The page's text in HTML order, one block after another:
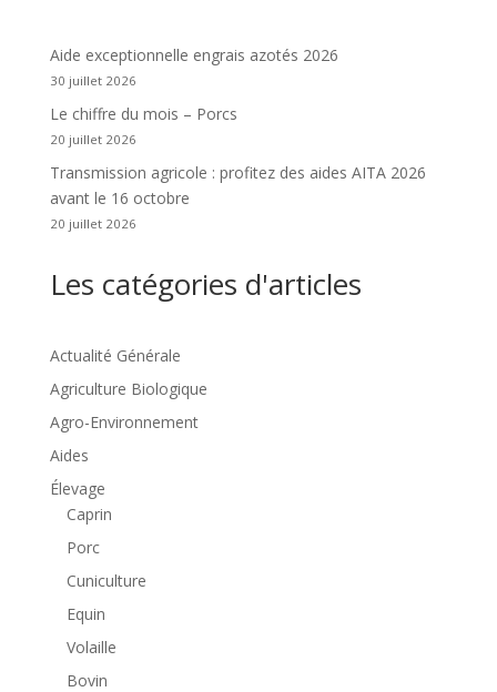
Aide exceptionnelle engrais azotés 2026
30 juillet 2026
Le chiffre du mois – Porcs
20 juillet 2026
Transmission agricole : profitez des aides AITA 2026
avant le 16 octobre
20 juillet 2026
Les catégories d'articles
Actualité Générale
Agriculture Biologique
Agro-Environnement
Aides
Élevage
Caprin
Porc
Cuniculture
Equin
Volaille
Bovin